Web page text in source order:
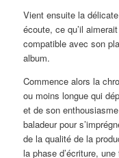
Vient ensuite la
écoute, ce qu’il
compatible avec son
album.
Commence alors la
ou moins longue qui
et de son
baladeur pour
de la qualité de la
la phase d’écriture,